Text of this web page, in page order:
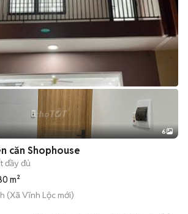
+2
6
căn Shophouse
đầy đủ
m²
(Xã Vĩnh Lộc mới)